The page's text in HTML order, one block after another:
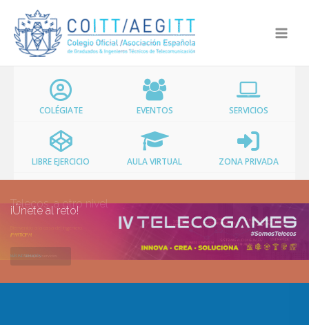
contenido
COLÉGIATE EVENTOS SERVICIOS
LIBRE EJERCICIO AULA VIRTUAL ZONA PRIVADA
¡Únete al reto!
¡PARTÍCIPA!
MÁS INFORMACIÓN